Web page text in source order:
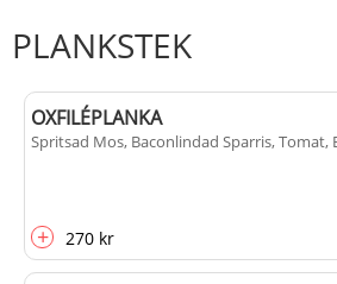
PLANKSTEK
OXFILÉPLANKA
Spritsad Mos, Baconlindad Sparris, Tomat,
+ 270 kr